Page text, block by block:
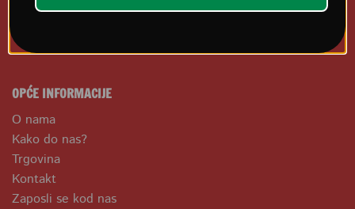
OPĆE INFORMACIJE
O nama
Kako do nas?
Trgovina
Kontakt
Zaposli se kod nas